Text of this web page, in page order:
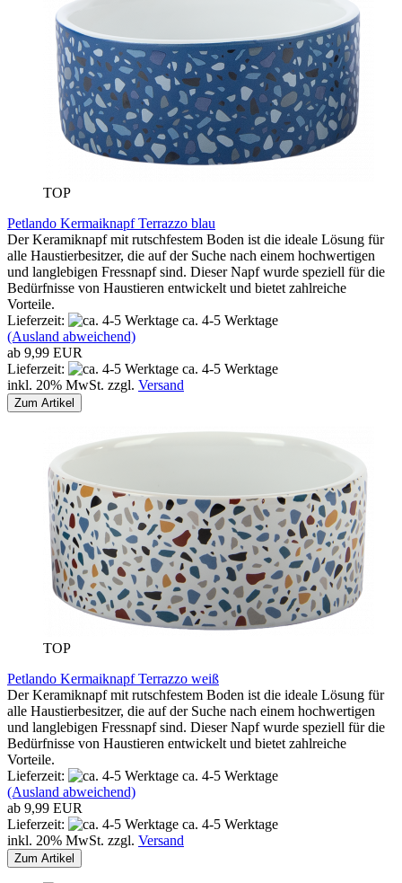
TOP
Petlando Kermaiknapf Terrazzo blau
Der Keramiknapf mit rutschfestem Boden ist die ideale Lösung für
alle Haustierbesitzer, die auf der Suche nach einem hochwertigen
und langlebigen Fressnapf sind. Dieser Napf wurde speziell für die
Bedürfnisse von Haustieren entwickelt und bietet zahlreiche
Vorteile.
Lieferzeit:
ca. 4-5 Werktage
(Ausland abweichend)
ab 9,99 EUR
Lieferzeit:
ca. 4-5 Werktage
inkl. 20% MwSt. zzgl. Versand
Zum Artikel
TOP
Petlando Kermaiknapf Terrazzo weiß
Der Keramiknapf mit rutschfestem Boden ist die ideale Lösung für
alle Haustierbesitzer, die auf der Suche nach einem hochwertigen
und langlebigen Fressnapf sind. Dieser Napf wurde speziell für die
Bedürfnisse von Haustieren entwickelt und bietet zahlreiche
Vorteile.
Lieferzeit:
ca. 4-5 Werktage
(Ausland abweichend)
ab 9,99 EUR
Lieferzeit:
ca. 4-5 Werktage
inkl. 20% MwSt. zzgl. Versand
Zum Artikel